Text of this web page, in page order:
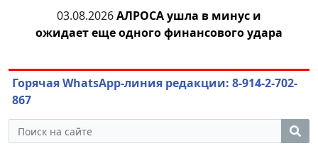
03.08.2026АЛРОСА ушла в минус и
ожидает еще одного финансового удара
Горячая WhatsApp-линия редакции: 8-914-2-702-
867